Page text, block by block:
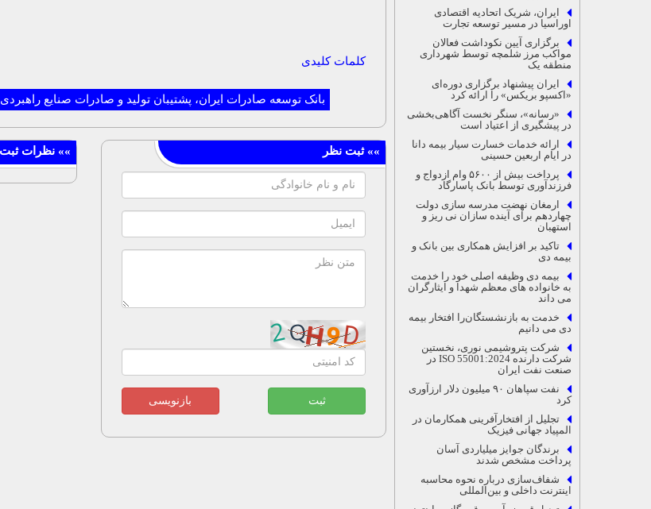
کلمات کلیدی
بانک توسعه صادرات ایران، پشتیبان تولید و صادرات صنایع راهبردی
ثبت بازنویسی
ایران، شریک اتحادیه اقتصادی
اوراسیا در مسیر توسعه تجارت
برگزاری آیین نکوداشت فعالان
مواکب مرز شلمچه توسط شهرداری
منطقه یک
ایران پیشنهاد برگزاری دوره‌ای
«اکسپو بریکس» را ارائه کرد
«رسانه»، سنگر نخست آگاهی‌بخشی
در پیشگیری از اعتیاد است
ارائه خدمات خسارت سیار بیمه دانا
در ایام اربعین حسینی
پرداخت بیش از ۵۶۰۰ وام ازدواج و
فرزندآوری توسط بانک پاسارگاد
ارمغان نهضت مدرسه سازی دولت
چهاردهم برای آینده سازان نی ریز و
استهبان
تاکید بر افزایش همکاری بین بانک و
بیمه دی
بیمه دی وظیفه اصلی خود را خدمت
به خانواده های معظم شهدا و ایثارگران
می داند
خدمت به بازنشستگان‌را افتخار بیمه
دی می دانیم
شرکت پتروشیمی نوری، نخستین
شرکت دارنده ISO 55001:2024 در
صنعت نفت ایران
نفت سپاهان ۹۰ میلیون دلار ارزآوری
کرد
تجلیل از افتخارآفرینی همکارمان در
المپیاد جهانی فیزیک
برندگان جوایز میلیاردی آسان
پرداخت مشخص شدند
شفاف‌سازی درباره نحوه محاسبه
اینترنت داخلی و بین‌المللی